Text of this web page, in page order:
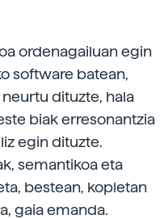
ordenagailuan egin
software batean,
dituzte, hala
biak erresonantzia
egin dituzte.
semantikoa eta
bestean, kopletan
gaia emanda.